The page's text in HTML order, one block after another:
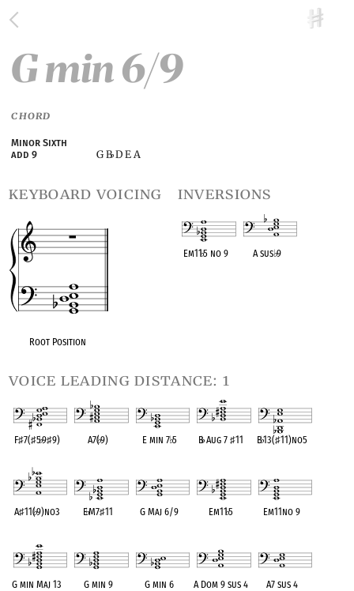
G min 6/9
CHORD
Minor Sixth
add 9
G B♭D E A
keyboard voicing
Root Position
inversions
Em11♭5 no 9 A sus♭9
voice leading distance: 1
F♯7(♯5♭9♯9) A7(♭9) E min 7♭5 B♭Aug 7♯11 B♭13(♯11)no5
A♯11(♭9)no3 E♭M7♯11 G Maj 6/9 Em11♭5 Em11no 9
G min Maj 13 G min 9 G min 6 A Dom 9 sus 4 A7 sus 4